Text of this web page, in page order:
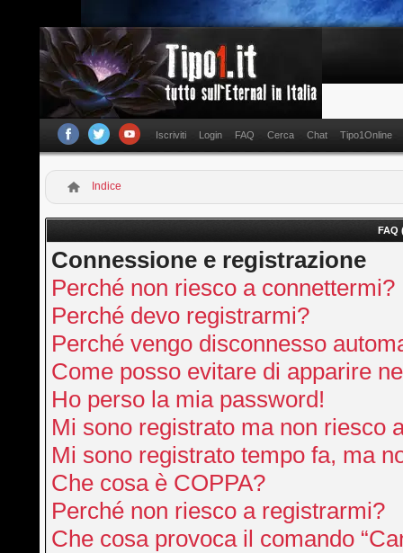
Iscriviti Login FAQ Cerca Chat Tipo1Online
Indice
FAQ
Connessione e registrazione
Perché non riesco a connettermi?
Perché devo registrarmi?
Perché vengo disconnesso
Come posso evitare di apparire
Ho perso la mia password!
Mi sono registrato ma non riesco
Mi sono registrato tempo fa, ma
Che cosa è COPPA?
Perché non riesco a registrarmi?
Che cosa provoca il comando